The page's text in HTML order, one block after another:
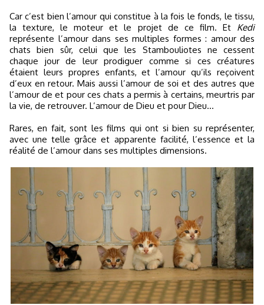
Car c’est bien l’amour qui constitue à la fois le fonds, le tissu,
la texture, le moteur et le projet de ce film. Et Kedi
représente l’amour dans ses multiples formes : amour des
chats bien sûr, celui que les Stambouliotes ne cessent
chaque jour de leur prodiguer comme si ces créatures
étaient leurs propres enfants, et l’amour qu’ils reçoivent
d’eux en retour. Mais aussi l’amour de soi et des autres que
l’amour de et pour ces chats a permis à certains, meurtris par
la vie, de retrouver. L’amour de Dieu et pour Dieu...
Rares, en fait, sont les films qui ont si bien su représenter,
avec une telle grâce et apparente facilité, l’essence et la
réalité de l’amour dans ses multiples dimensions.